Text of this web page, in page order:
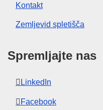
Kontakt
Zemljevid spletišča
Spremljajte nas
LinkedIn
Facebook